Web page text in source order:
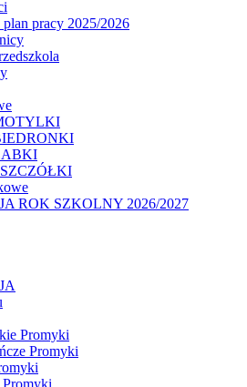
pracy 2025/2026
ROK SZKOLNY 2026/2027
Promyki
Promyki